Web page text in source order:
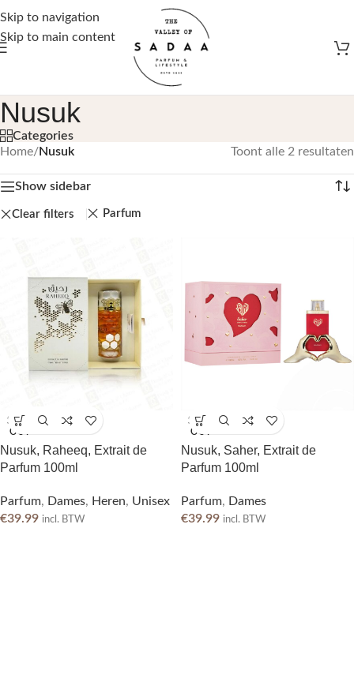
Skip to navigation
Skip to main content
Gratis verzending vanaf €50,-
Nusuk
Categories
Home/Nusuk Toont alle 2 resultaten
Show sidebar
Clear filters Parfum
SOLD
OUT
Nusuk, Raheeq, Extrait de
Parfum 100ml
Parfum, Dames, Heren, Unisex
€39.99 incl. BTW
SOLD
OUT
Nusuk, Saher, Extrait de
Parfum 100ml
Parfum, Dames
€39.99 incl. BTW